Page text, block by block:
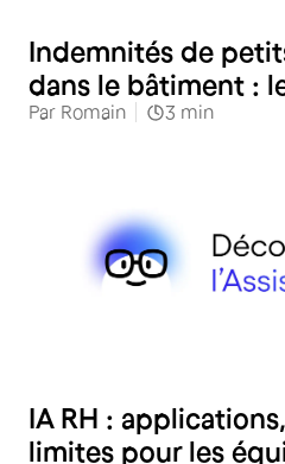
Indemnités de
dans le bâtiment :
Par Romain 3 min
IA RH :
limites pour les